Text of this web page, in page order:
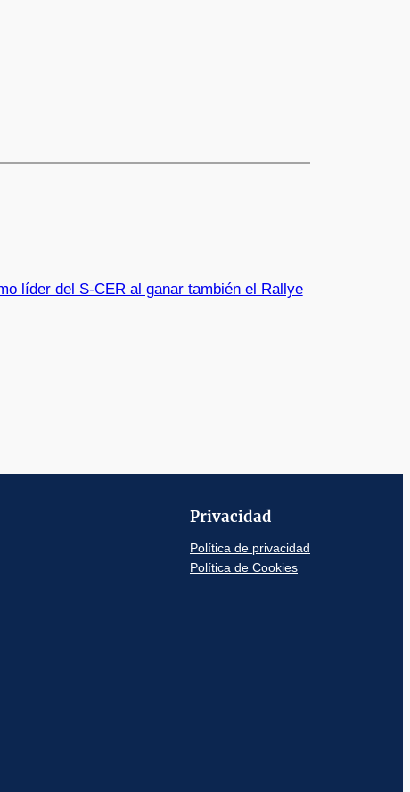
líder del S-CER al ganar también el Rallye
Privacidad
Política de privacidad
Política de Cookies